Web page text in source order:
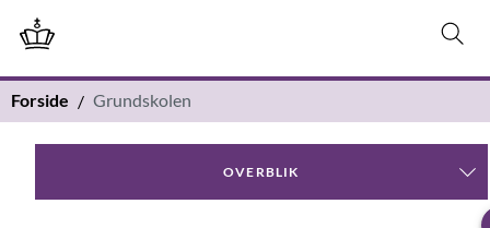
Forside Grundskolen
OVERBLIK